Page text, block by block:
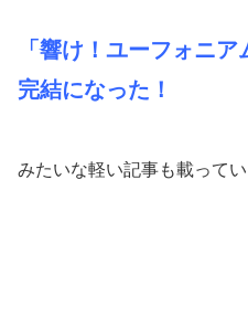
「響け！ユーフォニ
完結になった！
みたいな軽い記事も載ってい